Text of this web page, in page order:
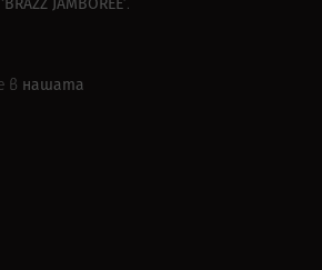
‘BRAZZ JAMBOREE’.
в нашата